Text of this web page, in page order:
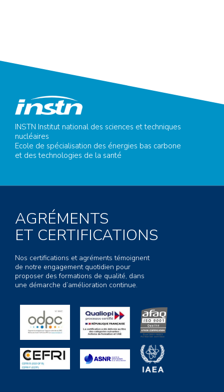
INSTN Institut national des sciences et techniques
nucléaires
Ecole de spécialisation des énergies bas carbone
et des technologies de la santé
AGRÉMENTS
ET CERTIFICATIONS
Nos certifications et agréments témoignent
de notre engagement quotidien pour
proposer des formations de qualité, dans
une démarche d’amélioration continue.